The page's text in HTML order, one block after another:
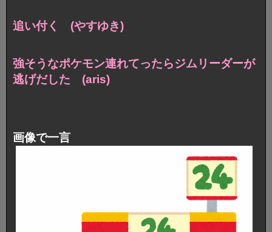
追い付く (やすゆき)
強そうなポケモン連れてったらジムリーダーが
逃げだした (aris)
画像で一言